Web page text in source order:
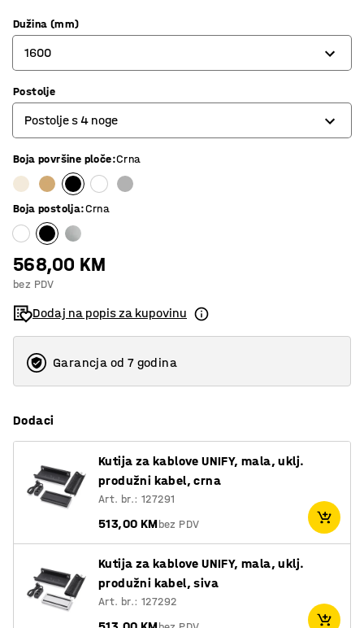
Dužina (mm)
1600
800
1200
1400
1600
1800
Postolje
Postolje s 4 noge
O-postolje
Postolje s 4 noge
T-postolje
Boja površine ploče:Crna
Boja postolja:Crna
568,00 KM
bez PDV
Dodaj na popis za kupovinu
Garancja od 7 godina
Dodaci
Kutija za kablove UNIFY, mala, uklj.
produžni kabel, crna
Art. br.: 127291
513,00 KMbez PDV
Kutija za kablove UNIFY, mala, uklj.
produžni kabel, siva
Art. br.: 127292